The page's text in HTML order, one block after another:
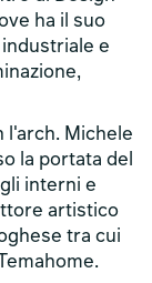
ha il suo
e
l'arch. Michele
la portata del
interni e
artistico
tra cui